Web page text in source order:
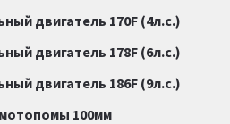
двигатель 170F (4л.с.)
двигатель 178F (6л.с.)
двигатель 186F (9л.с.)
100мм